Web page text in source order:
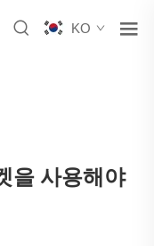
KO
을 사용해야